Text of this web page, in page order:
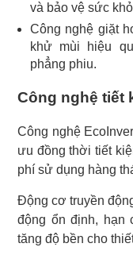
và bảo vệ sức
Công nghệ giặt
khử mùi hiệu
phẳng phiu.
Công nghệ tiết
Công nghệ
ưu đồng thời tiết
phí sử dụng hàng
Động cơ truyền
động ổn định, hạn
tăng độ bền cho